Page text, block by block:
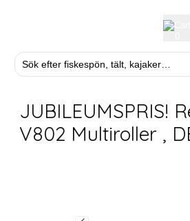
JUBILEUMSPRIS!
V802 Multiroller ,